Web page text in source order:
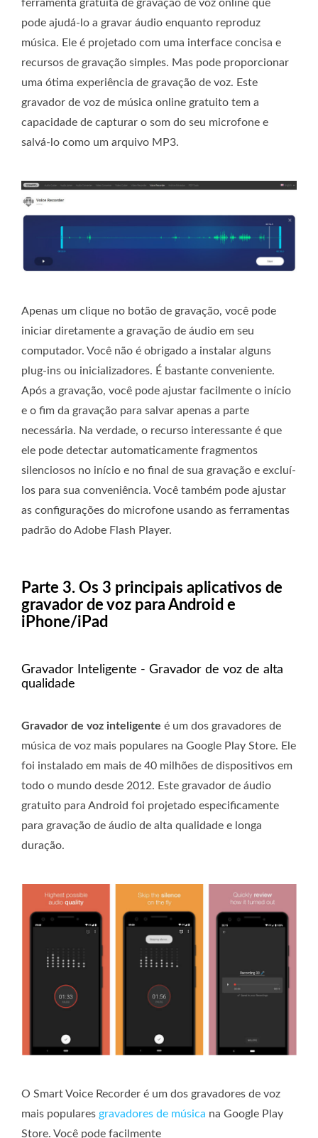
ferramenta gratuita de gravação de voz online que
pode ajudá-lo a gravar áudio enquanto reproduz
música. Ele é projetado com uma interface concisa e
recursos de gravação simples. Mas pode proporcionar
uma ótima experiência de gravação de voz. Este
gravador de voz de música online gratuito tem a
capacidade de capturar o som do seu microfone e
salvá-lo como um arquivo MP3.
Apenas um clique no botão de gravação, você pode
iniciar diretamente a gravação de áudio em seu
computador. Você não é obrigado a instalar alguns
plug-ins ou inicializadores. É bastante conveniente.
Após a gravação, você pode ajustar facilmente o início
e o fim da gravação para salvar apenas a parte
necessária. Na verdade, o recurso interessante é que
ele pode detectar automaticamente fragmentos
silenciosos no início e no final de sua gravação e excluí-
los para sua conveniência. Você também pode ajustar
as configurações do microfone usando as ferramentas
padrão do Adobe Flash Player.
Parte 3. Os 3 principais aplicativos de
gravador de voz para Android e
iPhone/iPad
Gravador Inteligente - Gravador de voz de alta
qualidade
Gravador de voz inteligente é um dos gravadores de
música de voz mais populares na Google Play Store. Ele
foi instalado em mais de 40 milhões de dispositivos em
todo o mundo desde 2012. Este gravador de áudio
gratuito para Android foi projetado especificamente
para gravação de áudio de alta qualidade e longa
duração.
O Smart Voice Recorder é um dos gravadores de voz
mais populares gravadores de música na Google Play
Store. Você pode facilmente